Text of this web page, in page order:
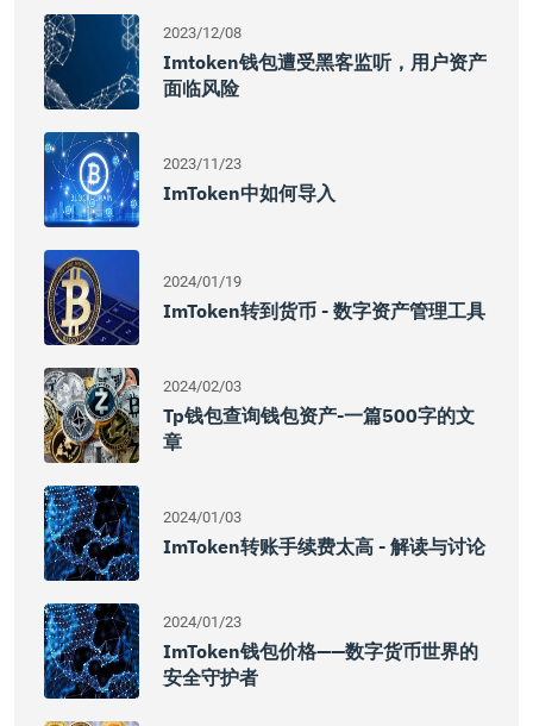
2023/12/08
Imtoken钱包遭受黑客监听，用户资产
面临风险
2023/11/23
ImToken中如何导入
2024/01/19
ImToken转到货币 - 数字资产管理工具
2024/02/03
Tp钱包查询钱包资产-一篇500字的文
章
2024/01/03
ImToken转账手续费太高 - 解读与讨论
2024/01/23
ImToken钱包价格——数字货币世界的
安全守护者